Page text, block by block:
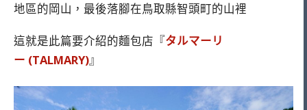
地區的岡山，最後落腳在鳥取縣智頭町的山裡
這就是此篇要介紹的麵包店『タルマーリ
ー (TALMARY)』